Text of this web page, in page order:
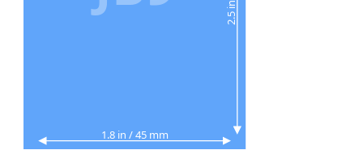
1.8 in / 45 mm